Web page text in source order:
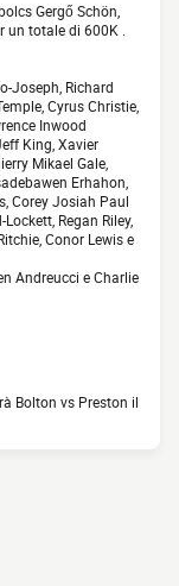
Gergő Schön,
totale di 600K .
Joseph, Richard
Cyrus Christie,
Inwood
King, Xavier
Mikael Gale,
Erhahon,
Corey Josiah Paul
Regan Riley,
Conor Lewis e
Andreucci e Charlie
Bolton vs Preston il